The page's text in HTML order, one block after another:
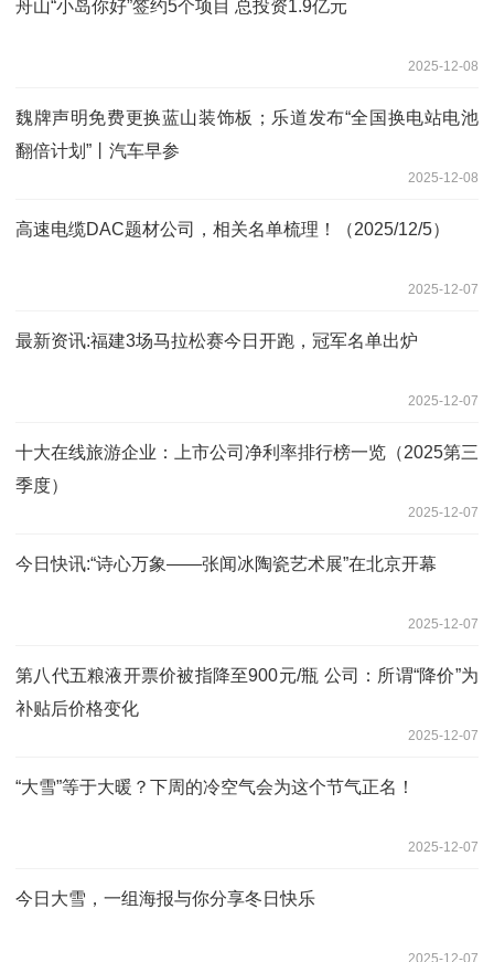
舟山“小岛你好”签约5个项目 总投资1.9亿元
2025-12-08
魏牌声明免费更换蓝山装饰板；乐道发布“全国换电站电池
翻倍计划”丨汽车早参
2025-12-08
高速电缆DAC题材公司，相关名单梳理！（2025/12/5）
2025-12-07
最新资讯:福建3场马拉松赛今日开跑，冠军名单出炉
2025-12-07
十大在线旅游企业：上市公司净利率排行榜一览（2025第三
季度）
2025-12-07
今日快讯:“诗心万象——张闻冰陶瓷艺术展”在北京开幕
2025-12-07
第八代五粮液开票价被指降至900元/瓶 公司：所谓“降价”为
补贴后价格变化
2025-12-07
“大雪”等于大暖？下周的冷空气会为这个节气正名！
2025-12-07
今日大雪，一组海报与你分享冬日快乐
2025-12-07